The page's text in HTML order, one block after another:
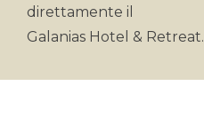
direttamente il
Galanias Hotel & Retreat.